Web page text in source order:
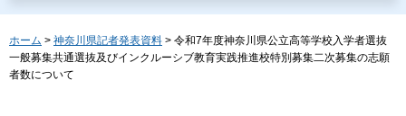
ホーム > 神奈川県記者発表資料 > 令和7年度神奈川県公立高等学校入学者選抜
一般募集共通選抜及びインクルーシブ教育実践推進校特別募集二次募集の志願
者数について